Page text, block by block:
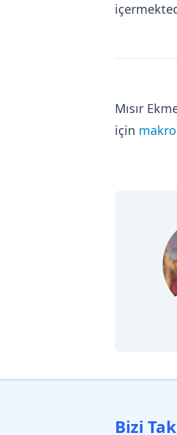
Mısır
için makro
Bizi